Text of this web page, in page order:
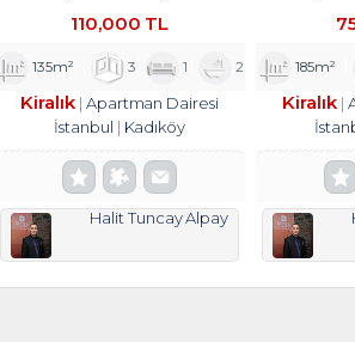
TROYKADAN
110,000 TL
135m² 3 1 2
Kiralık Apartman Dairesi
İstanbul
Kadıköy
Halit Tuncay Alpay
185m²
Kiralık